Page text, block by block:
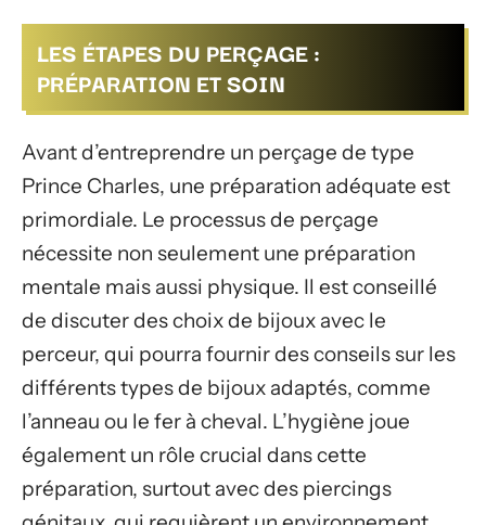
LES ÉTAPES DU PERÇAGE :
PRÉPARATION ET SOIN
Avant d’entreprendre un perçage de type
Prince Charles, une préparation adéquate est
primordiale. Le processus de perçage
nécessite non seulement une préparation
mentale mais aussi physique. Il est conseillé
de discuter des choix de bijoux avec le
perceur, qui pourra fournir des conseils sur les
différents types de bijoux adaptés, comme
l’anneau ou le fer à cheval. L’hygiène joue
également un rôle crucial dans cette
préparation, surtout avec des piercings